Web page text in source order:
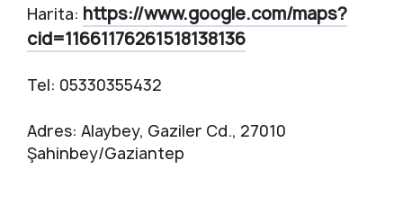
Harita: https://www.google.com/maps?
cid=11661176261518138136
Tel: 05330355432
Adres: Alaybey, Gaziler Cd., 27010
Şahinbey/Gaziantep